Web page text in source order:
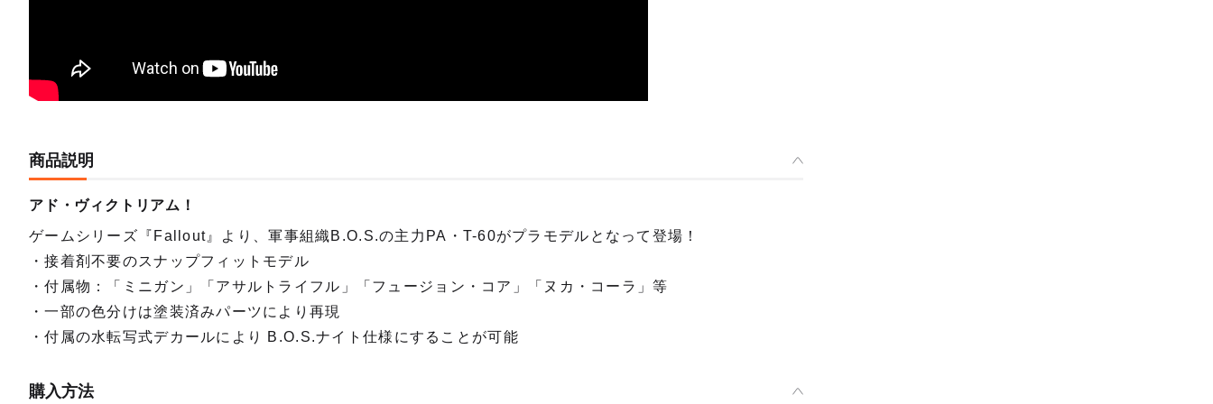
商品説明
アド・ヴィクトリアム！
ゲームシリーズ『Fallout』より、軍事組織B.O.S.の主力PA・T-60がプラモデルとなって登場！
・接着剤不要のスナップフィットモデル
・付属物：「ミニガン」「アサルトライフル」「フュージョン・コア」「ヌカ・コーラ」等
・一部の色分けは塗装済みパーツにより再現
・付属の水転写式デカールにより B.O.S.ナイト仕様にすることが可能
購入方法